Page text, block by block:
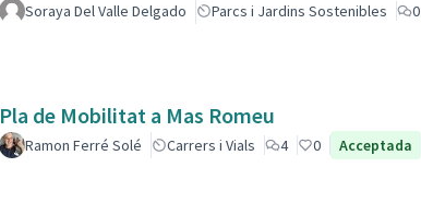
Soraya Del Valle Delgado Parcs i Jardins Sostenibles 0
Pla de Mobilitat a Mas Romeu
Ramon Ferré Solé Carrers i Vials 4 0 Acceptada